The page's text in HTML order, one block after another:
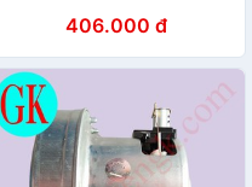
406.000 đ